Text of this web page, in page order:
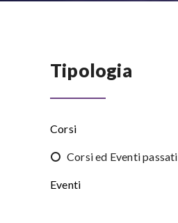
Tipologia
Corsi
Corsi ed Eventi passati
Eventi